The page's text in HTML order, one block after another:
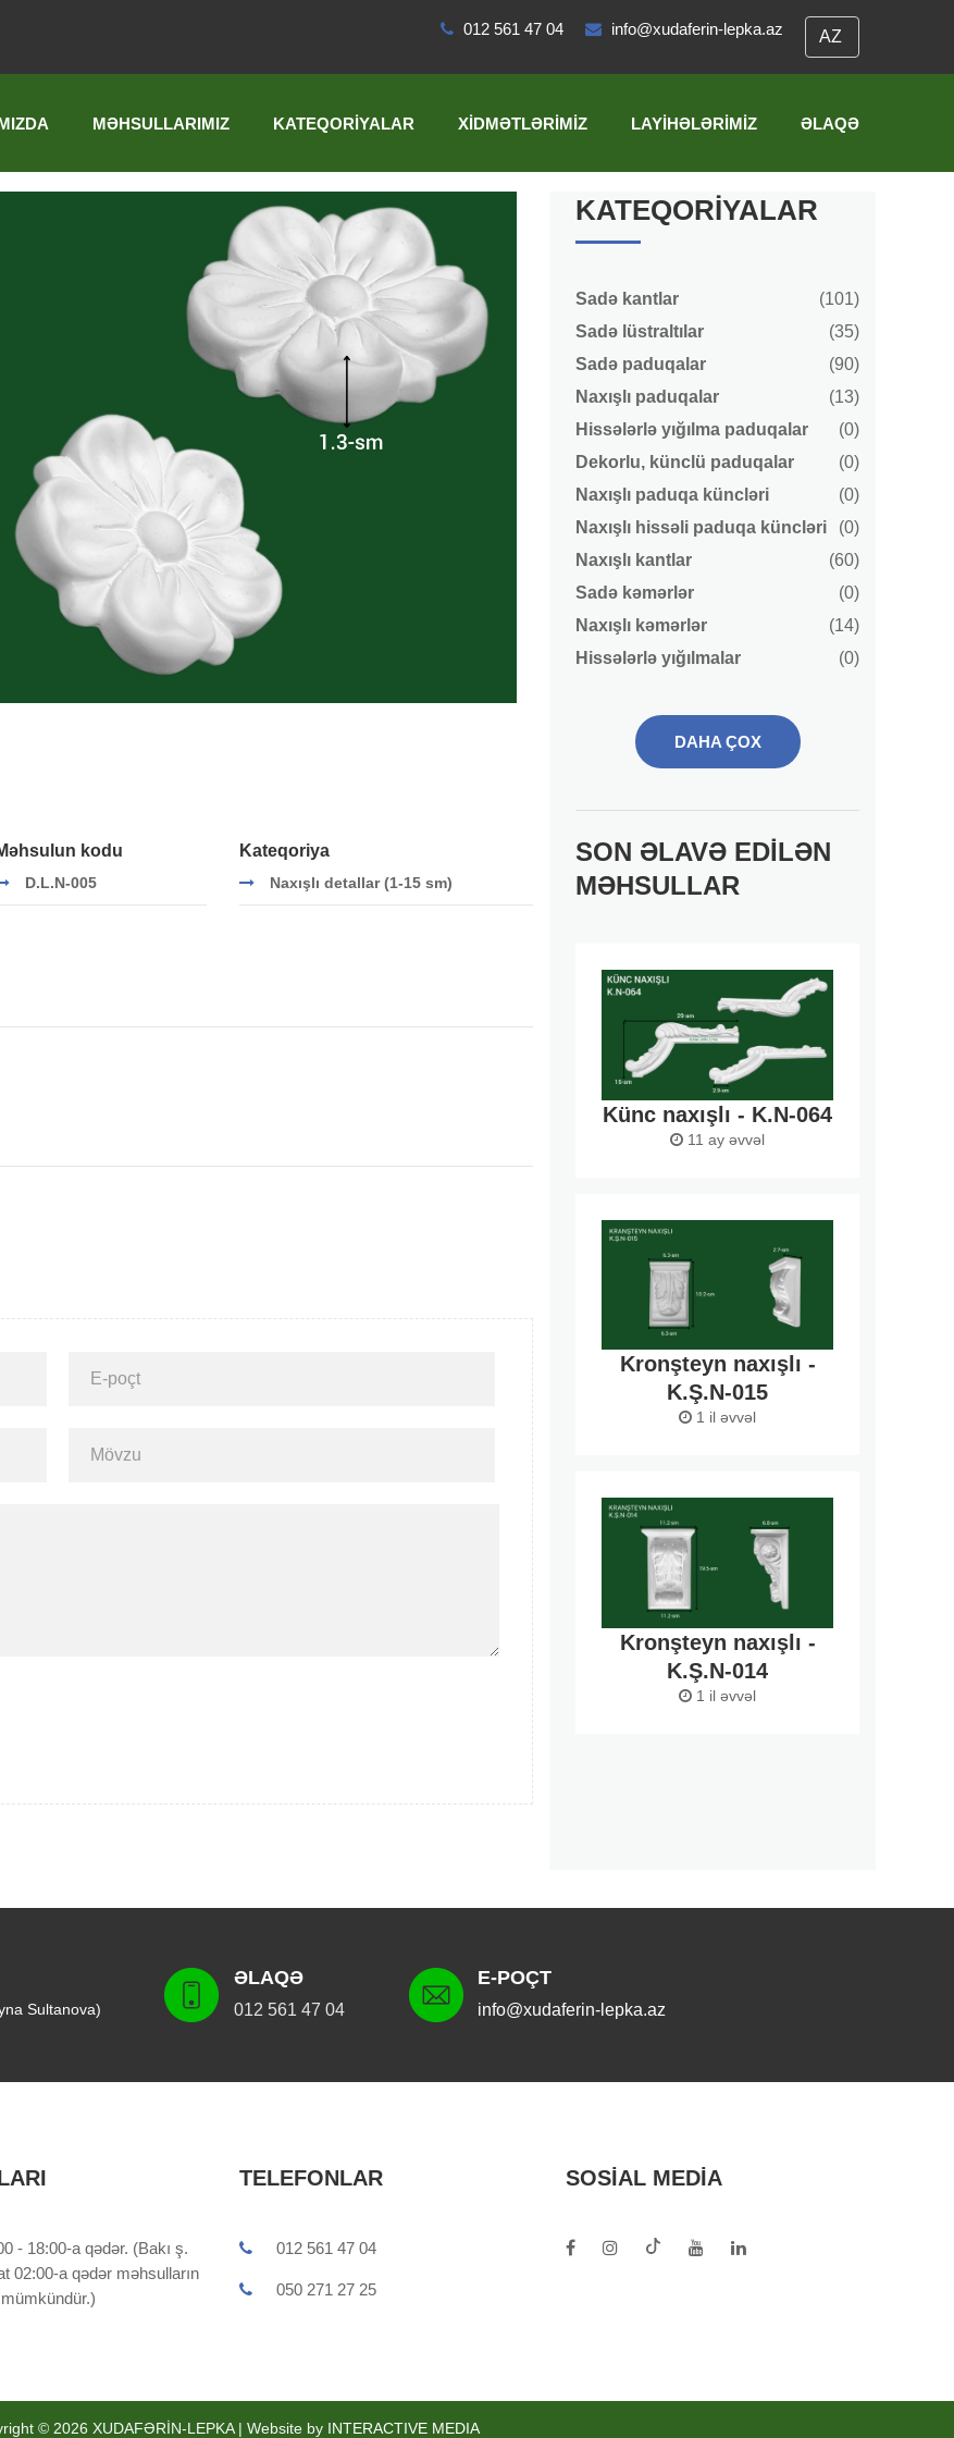
012 561 47 04 info@xudaferin-lepka.az
MƏHSULLARIMIZ KATEQORIYALAR XIDMƏTLƏRIMIZ LAYIHƏLƏRIMIZ ƏLAQƏ
kodu
D.L.N-005
Kateqoriya
Naxışlı detallar (1-15 sm)
KATEQORIYALAR
Sadə kantlar
(101)
Sadə lüstraltılar
(35)
Sadə paduqalar
(90)
Naxışlı paduqalar
(13)
Hissələrlə yığılma paduqalar
(0)
Dekorlu, künclü paduqalar
(0)
Naxışlı paduqa küncləri
(0)
Naxışlı hissəli paduqa küncləri
(0)
Naxışlı kantlar
(60)
Sadə kəmərlər
(0)
Naxışlı kəmərlər
(14)
Hissələrlə yığılmalar
(0)
DAHA ÇOX
SON ƏLAVƏ EDILƏN
MƏHSULLAR
Künc naxışlı - K.N-064
11 ay əvvəl
Kronşteyn naxışlı -
K.Ş.N-015
1 il əvvəl
Kronşteyn naxışlı -
K.Ş.N-014
1 il əvvəl
Sultanova)
ƏLAQƏ
012 561 47 04
E-POÇT
info@xudaferin-lepka.az
- 18:00-a qədər. (Bakı ş.
02:00-a qədər məhsulların
mümkündür.)
TELEFONLAR
012 561 47 04
050 271 27 25
SOSIAL MEDIA
© 2026 XUDAFƏRİN-LEPKA | Website by INTERACTIVE MEDIA